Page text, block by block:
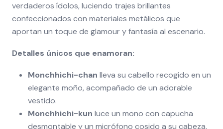
verdaderos ídolos, luciendo trajes brillantes
confeccionados con materiales metálicos que
aportan un toque de glamour y fantasía al escenario.
Detalles únicos que enamoran:
Monchhichi-chan lleva su cabello recogido en un
elegante moño, acompañado de un adorable
vestido.
Monchhichi-kun luce un mono con capucha
desmontable y un micrófono cosido a su cabeza,